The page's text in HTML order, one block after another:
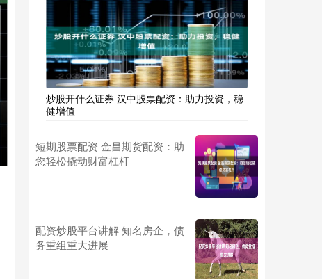
炒股开什么证券 汉中股票配资：助力投资，稳
健增值
短期股票配资 金昌期货配资：助
您轻松撬动财富杠杆
配资炒股平台讲解 知名房企，债
务重组重大进展